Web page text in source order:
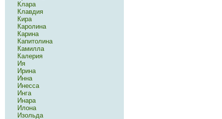
Клара
Клавдия
Кира
Каролина
Карина
Капитолина
Камилла
Калерия
Ия
Ирина
Инна
Инесса
Инга
Инара
Илона
Изольда